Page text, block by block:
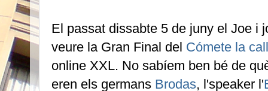
El passat dissabte 5 de juny el Joe i
veure la Gran Final del Cómete la
online XXL. No sabíem ben bé de
eren els germans Brodas, l'speaker l'